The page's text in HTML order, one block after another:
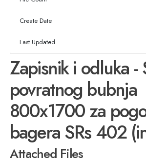
Create Date
Last Updated
Zapisnik i odluka -
povratnog bubnja
800x1700 za
bagera SRs 402
Attached Files